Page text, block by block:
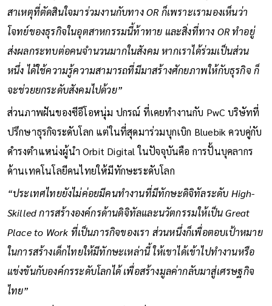
สาเหตุที่ตัดสินใจมาร่วมงานกับทาง OR ก็เพราะเรามองเห็นว่า
โจทย์ของธุรกิจในอุตสาหกรรมนี้ท้าทาย และสิ่งที่ทาง OR ทำอยู่
ส่งผลกระทบต่อคนจำนวนมากในสังคม หากเราได้ร่วมเป็นส่วน
หนึ่ง ได้ใช้ความรู้ความสามารถที่มีมาสร้างศักยภาพให้กับธุรกิจ ก็
จะช่วยยกระดับสังคมไปด้วย”
ส่วนภาพฝันของซีอีโอหนุ่ม ปกรณ์ ที่เคยทำงานกับ PwC บริษัทที่
ปรึกษาธุรกิจระดับโลก แต่ในที่สุดมาร่วมบุกเบิก Bluebik ควบคู่กับ
ดำรงตำแหน่งผู้นำ Orbit Digital ในปัจจุบันคือ การปั้นบุคลากร
ด้านเทคโนโลยีคนไทยให้มีทักษะระดับโลก
“ประเทศไทยยังไม่ค่อยมีคนทำงานที่มีทักษะดิจิทัลระดับ High-
Skilled การสร้างองค์กรด้านดิจิทัลและนวัตกรรมให้เป็น Great
Place to Work ที่เป็นภารกิจของเรา ส่วนหนึ่งก็เพื่อตอบเป้าหมาย
ในการสร้างเด็กไทยให้มีทักษะเหล่านี้ ให้เขาได้เข้าไปทำงานหรือ
แข่งขันกับองค์กรระดับโลกได้ เพื่อสร้างมูลค่ากลับมาสู่เศรษฐกิจ
ไทย”